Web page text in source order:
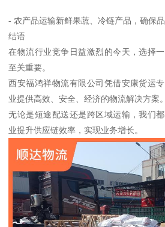
- 农产品运输新鲜果蔬、冷链产品，确保品
结语
在物流行业竞争日益激烈的今天，选择
至关重要。
西安福鸿祥物流有限公司凭借安康货运
业提供高效、安全、经济的物流解决方案。
无论是短途配送还是跨区域运输，我们
业提升供应链效率，实现业务增长。